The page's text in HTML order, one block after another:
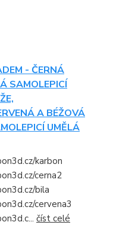
- ČERNÁ
SAMOLEPICÍ
A BÉŽOVÁ
UMĚLÁ
karbon
cerna2
bila
cervena3
číst celé